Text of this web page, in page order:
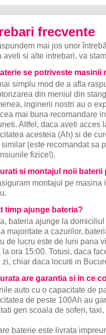
frecvente
mai jos unor
aveti si alte intrebari, va
se potriveste masinii
simplu mod de a afla
din meniul din
inginerii nostri au o
mai buna recomandare
Altfel, daca aveti acces
acesteia (Ah) si de
(este recomandat sa
fizice!).
si montajul noii baterii
montajul pe masina
timp ajunge bateria?
bateria ajunge la
majoritate a cazurilor,
de lucru este de luni pana
la ora 15:00. Totusi, daca
zi, chiar daca locuiti in
are garantia si in ce
auto cu o capacitate de
de peste 100Ah au
gen scoala de soferi,
baterie este livrata